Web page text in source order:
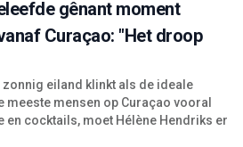
gênant moment
Curaçao: "Het droop
zonnig eiland klinkt als de ideale
mensen op Curaçao vooral
en cocktails, moet Hélène Hendriks er